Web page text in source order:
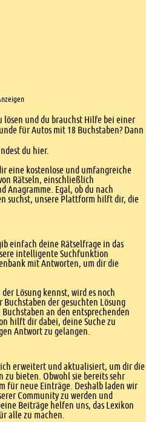
lösen und du brauchst Hilfe bei einer
für Autos mit 18 Buchstaben? Dann
du hier.
eine kostenlose und umfangreiche
Rätseln, einschließlich
Anagramme. Egal, ob du nach
suchst, unsere Plattform hilft dir, die
einfach deine Rätselfrage in das
intelligente Suchfunktion
mit Antworten, um dir die
Lösung kennst, wird es noch
der gesuchten Lösung
an den entsprechenden
hilft dir dabei, deine Suche zu
Antwort zu gelangen.
erweitert und aktualisiert, um dir die
zu bieten. Obwohl sie bereits sehr
für neue Einträge. Deshalb laden wir
Community zu werden und
Beiträge helfen uns, das Lexikon
alle zu machen.